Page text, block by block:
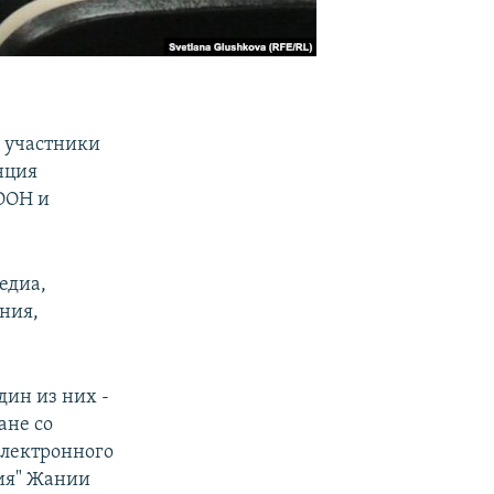
участники
и
из них -
со
Жании